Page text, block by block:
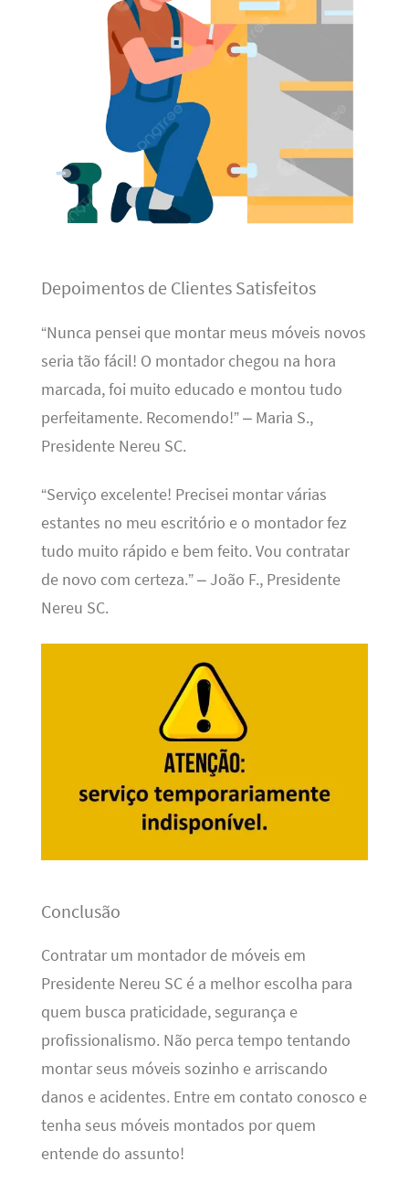
Depoimentos de Clientes Satisfeitos
“Nunca pensei que montar meus móveis novos
seria tão fácil! O montador chegou na hora
marcada, foi muito educado e montou tudo
perfeitamente. Recomendo!” – Maria S.,
Presidente Nereu SC.
“Serviço excelente! Precisei montar várias
estantes no meu escritório e o montador fez
tudo muito rápido e bem feito. Vou contratar
de novo com certeza.” – João F., Presidente
Nereu SC.
Conclusão
Contratar um montador de móveis em
Presidente Nereu SC é a melhor escolha para
quem busca praticidade, segurança e
profissionalismo. Não perca tempo tentando
montar seus móveis sozinho e arriscando
danos e acidentes. Entre em contato conosco e
tenha seus móveis montados por quem
entende do assunto!